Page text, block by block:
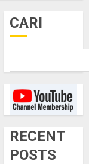
CARI
RECENT
POSTS